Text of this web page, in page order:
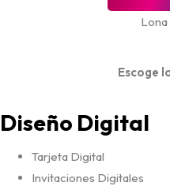
Escoge
Diseño Digital
Tarjeta Digital
Invitaciones Digitales